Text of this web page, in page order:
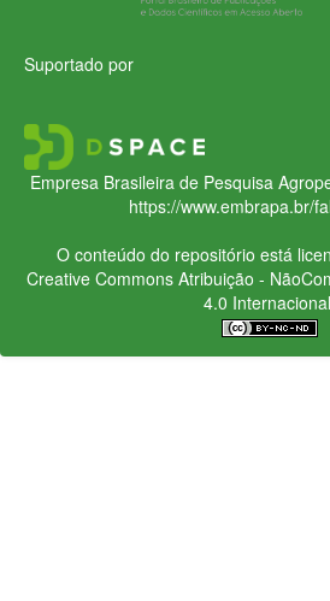
Suportado por
Empresa Brasileira de Pesquisa
https://www.embrapa.br/
O conteúdo do repositório está
Creative CommonsAtribuição -
4.0